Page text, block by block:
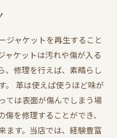
ジャケットを再生すること
ャケットは汚れや傷が入る
、修理を行えば、素晴らし
。 革は使えば使うほど味が
ては表面が傷んでしまう場
を修理することができ、
ます。当店では、経験豊富